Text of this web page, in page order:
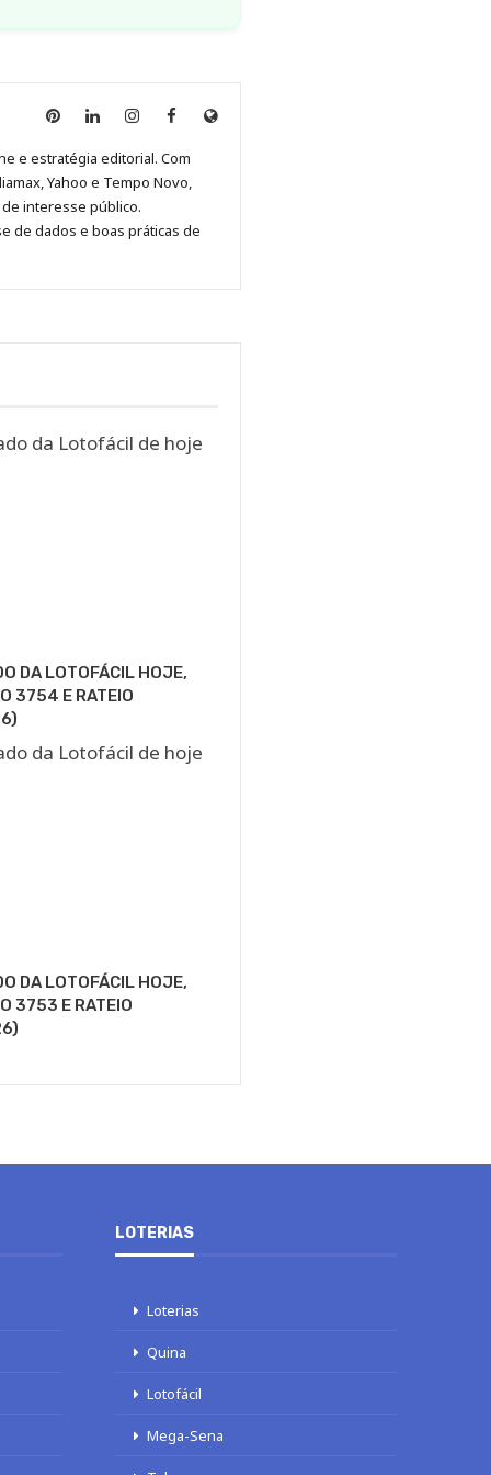
Anny
no
Pinterest
Anny
no
LinkedIn
Anny
no
Instagram
Anny
no
Facebook
Site
e estratégia editorial. Com
Yahoo e Tempo Novo,
interesse público.
de dados e boas práticas de
DA LOTOFÁCIL HOJE,
3754 E RATEIO
DA LOTOFÁCIL HOJE,
3753 E RATEIO
LOTERIAS
Loterias
Quina
Lotofácil
Mega-Sena